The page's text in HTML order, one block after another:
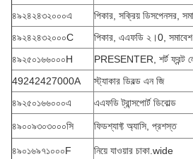
৪৯২৪২৪৩২০০০এ
পিকার, সক্রিয় ডিসপেনসর,
৪৯২৪২৪৩২০০০C
পিকার, এএফডি ২।0, সমাবেশ
৪৯২৫০১৬৬০০০H
PRESENTER, শর্ট
49242427000A
স্ট্যাকার ডিবল্ড এন জি
৪৯২৫০১৬৬০০০এ
এএফডি ট্রান্সপোর্ট ডিবোল্ড
৪৯০০৯৩০৩০০০সি ফিডশ্যাফ্ট অ্যাসি, প্রশস্ত
৪৯০১৬৯৭১০০০F নিয়ে যাওয়ার চাকা.wide